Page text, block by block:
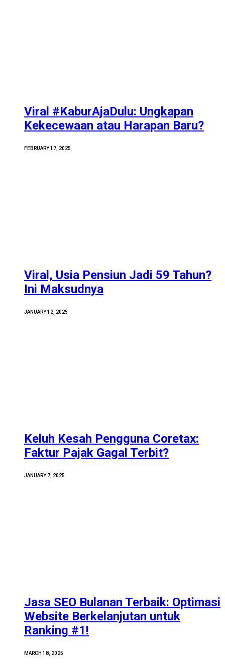
Viral #KaburAjaDulu: Ungkapan
Kekecewaan atau Harapan Baru?
FEBRUARY 17, 2025
Viral, Usia Pensiun Jadi 59 Tahun?
Ini Maksudnya
JANUARY 12, 2025
Keluh Kesah Pengguna Coretax:
Faktur Pajak Gagal Terbit?
JANUARY 7, 2025
Jasa SEO Bulanan Terbaik: Optimasi
Website Berkelanjutan untuk
Ranking #1!
MARCH 18, 2025